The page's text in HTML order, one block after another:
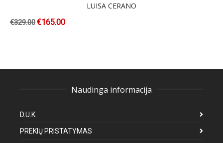
LUISA CERANO
€329.00€165.00
Naudinga informacija
D.U.K
PREKIŲ PRISTATYMAS